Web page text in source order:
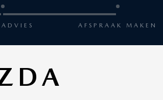
AFSPRAAK MAKEN